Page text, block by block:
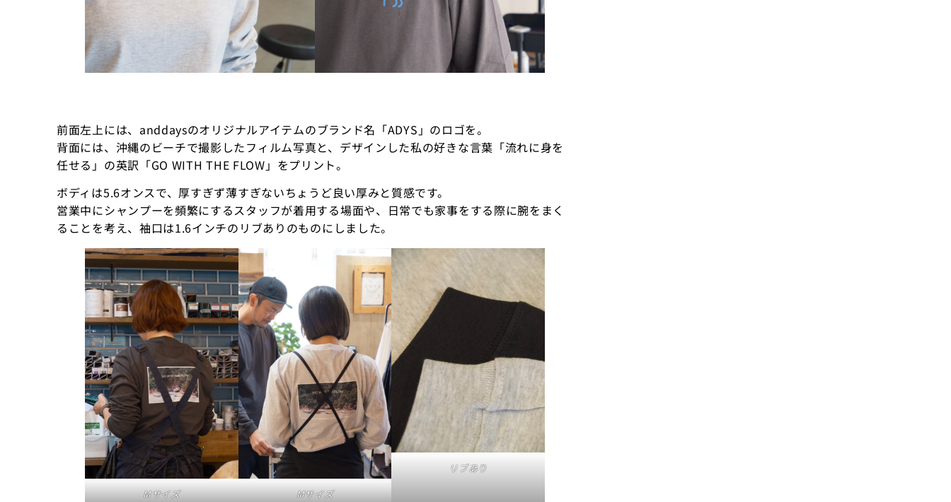
前面左上には、anddaysのオリジナルアイテムのブランド名「ADYS」のロゴを。
背面には、沖縄のビーチで撮影したフィルム写真と、デザインした私の好きな言葉「流れに身を
任せる」の英訳「GO WITH THE FLOW」をプリント。
ボディは5.6オンスで、厚すぎず薄すぎないちょうど良い厚みと質感です。
営業中にシャンプーを頻繁にするスタッフが着用する場面や、日常でも家事をする際に腕をまく
ることを考え、袖口は1.6インチのリブありのものにしました。
Mサイズ Mサイズ
リブあり